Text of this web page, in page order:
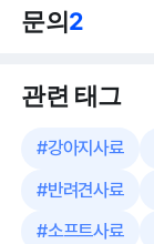
문의2
관련 태그
#강아지사료
#반려견사료
#소프트사료